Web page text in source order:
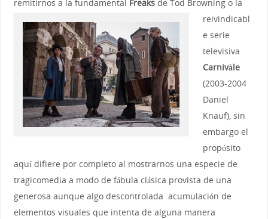
remitirnos a la fundamental Freaksde Tod Browning o la
reivindicabl
e serie
televisiva
Carnivàle
(2003-2004
Daniel
Knauf), sin
embargo el
propósito
aquí difiere por completo al mostrarnos una especie de
tragicomedia a modo de fábula clásica provista de una
generosa aunque algo descontrolada acumulación de
elementos visuales que intenta de alguna manera